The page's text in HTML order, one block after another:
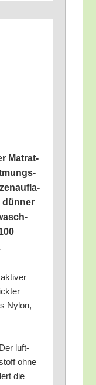
Matrat­
dün­ner
Nylon,
luft­
ohne
die